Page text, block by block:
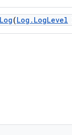
Log(Log . LogLevel